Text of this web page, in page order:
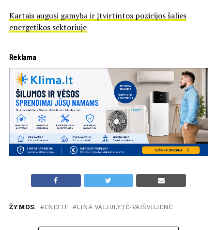
Kartais augusi gamyba ir įtvirtintos pozicijos šalies
energetikos sektoriuje
Reklama
ŽYMOS: ENEFIT LINA VALIULYTĖ-VAIŠVILIENĖ